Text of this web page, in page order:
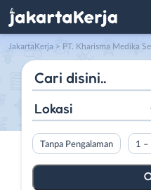
JakartaKerja > PT. Kharisma Medika
Lokasi
Tanpa Pengalaman 1 –